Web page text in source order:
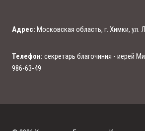
Адрес: Московская область, г. Химки, ул.
Телефон: секретарь благочиния - иерей
986-63-49